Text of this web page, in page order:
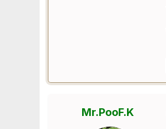
Mr.PooF.K